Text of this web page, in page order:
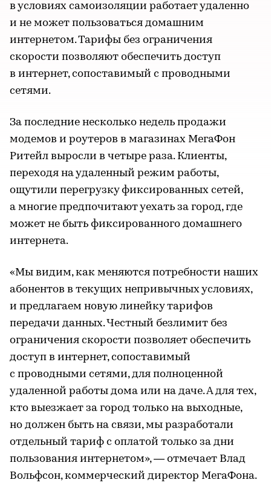
в условиях самоизоляции работает удаленно
и не может пользоваться домашним
интернетом. Тарифы без ограничения
скорости позволяют обеспечить доступ
в интернет, сопоставимый с проводными
сетями.
За последние несколько недель продажи
модемов и роутеров в магазинах МегаФон
Ритейл выросли в четыре раза. Клиенты,
переходя на удаленный режим работы,
ощутили перегрузку фиксированных сетей,
а многие предпочитают уехать за город, где
может не быть фиксированного домашнего
интернета.
«Мы видим, как меняются потребности наших
абонентов в текущих непривычных условиях,
и предлагаем новую линейку тарифов
передачи данных. Честный безлимит без
ограничения скорости позволяет обеспечить
доступ в интернет, сопоставимый
с проводными сетями, для полноценной
удаленной работы дома или на даче. А для тех,
кто выезжает за город только на выходные,
но должен быть на связи, мы разработали
отдельный тариф с оплатой только за дни
пользования интернетом», — отмечает Влад
Вольфсон, коммерческий директор МегаФона.